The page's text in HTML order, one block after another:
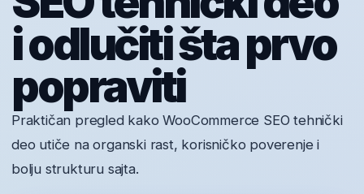
i odlučiti šta prvo
popraviti
Praktičan pregled kako WooCommerce SEO tehnički
deo utiče na organski rast, korisničko poverenje i
bolju strukturu sajta.